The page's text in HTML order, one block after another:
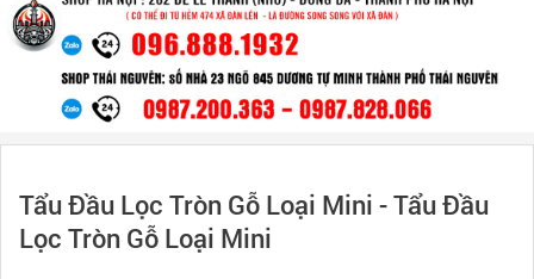
Tẩu Đầu Lọc Tròn Gỗ Loại Mini - Tẩu Đầu
Lọc Tròn Gỗ Loại Mini